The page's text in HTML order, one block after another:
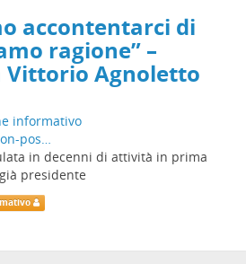
accontentarci di
ragione” –
Vittorio Agnoletto
informativo
pos…
in decenni di attività in prima
presidente